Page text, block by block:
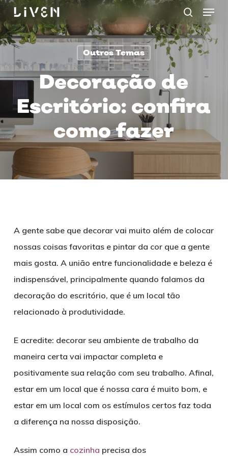
Skip
to
main
procurar
Menu
Outros Temas
Decoração de
Escritório: confira
como fazer
A gente sabe que decorar vai muito além de colocar
nossas coisas favoritas e pintar da cor que a gente
mais gosta. A união entre funcionalidade e beleza é
indispensável, principalmente quando falamos da
decoração do escritório, que é um local tão
relacionado à produtividade.
E acredite: decorar seu ambiente de trabalho da
maneira certa vai impactar completa e
positivamente sua relação com seu trabalho. Afinal,
estar em um local que é nossa cara é muito bom, e
estar em um local com os estímulos certos faz toda
a diferença na nossa disposição.
Assim como a cozinha precisa dos